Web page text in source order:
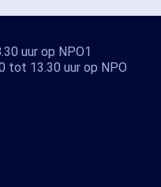
uur op NPO1
tot 13.30 uur op NPO